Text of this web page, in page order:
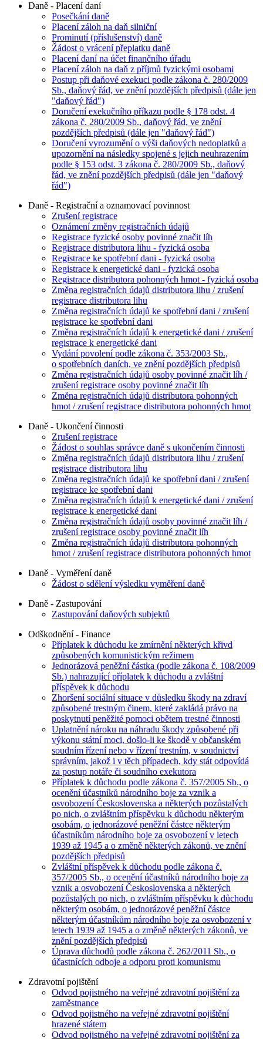
Daně - Placení daní
Posečkání daně
Placení záloh na daň silniční
Prominutí (příslušenství) daně
Žádost o vrácení přeplatku daně
Placení daní na účet finančního úřadu
Placení záloh na daň z příjmů fyzickými osobami
Postup při daňové exekuci podle zákona č. 280/2009
Sb., daňový řád, ve znění pozdějších předpisů (dále jen
"daňový řád")
Doručení exekučního příkazu podle § 178 odst. 4
zákona č. 280/2009 Sb., daňový řád, ve znění
pozdějších předpisů (dále jen "daňový řád")
Doručení vyrozumění o výši daňových nedoplatků a
upozornění na následky spojené s jejich neuhrazením
podle § 153 odst. 3 zákona č. 280/2009 Sb., daňový
řád, ve znění pozdějších předpisů (dále jen "daňový
řád")
Daně - Registrační a oznamovací povinnost
Zrušení registrace
Oznámení změny registračních údajů
Registrace fyzické osoby povinné značit líh
Registrace distributora lihu - fyzická osoba
Registrace ke spotřební dani - fyzická osoba
Registrace k energetické dani - fyzická osoba
Registrace distributora pohonných hmot - fyzická osoba
Změna registračních údajů distributora lihu / zrušení
registrace distributora lihu
Změna registračních údajů ke spotřební dani / zrušení
registrace ke spotřební dani
Změna registračních údajů k energetické dani / zrušení
registrace k energetické dani
Vydání povolení podle zákona č. 353/2003 Sb.,
o spotřebních daních, ve znění pozdějších předpisů
Změna registračních údajů osoby povinné značit líh /
zrušení registrace osoby povinné značit líh
Změna registračních údajů distributora pohonných
hmot / zrušení registrace distributora pohonných hmot
Daně - Ukončení činnosti
Zrušení registrace
Žádost o souhlas správce daně s ukončením činnosti
Změna registračních údajů distributora lihu / zrušení
registrace distributora lihu
Změna registračních údajů ke spotřební dani / zrušení
registrace ke spotřební dani
Změna registračních údajů k energetické dani / zrušení
registrace k energetické dani
Změna registračních údajů osoby povinné značit líh /
zrušení registrace osoby povinné značit líh
Změna registračních údajů distributora pohonných
hmot / zrušení registrace distributora pohonných hmot
Daně - Vyměření daně
Žádost o sdělení výsledku vyměření daně
Daně - Zastupování
Zastupování daňových subjektů
Odškodnění - Finance
Příplatek k důchodu ke zmírnění některých křivd
způsobených komunistickým režimem
Jednorázová peněžní částka (podle zákona č. 108/2009
Sb.) nahrazující příplatek k důchodu a zvláštní
příspěvek k důchodu
Zhoršení sociální situace v důsledku škody na zdraví
způsobené trestným činem, které zakládá právo na
poskytnutí peněžité pomoci obětem trestné činnosti
Uplatnění nároku na náhradu škody způsobené při
výkonu státní moci, došlo-li ke škodě v občanském
soudním řízení nebo v řízení trestním, v soudnictví
správním, jakož i v těch případech, kdy stát odpovídá
za postup notáře či soudního exekutora
Příplatek k důchodu podle zákona č. 357/2005 Sb., o
ocenění účastníků národního boje za vznik a
osvobození Československa a některých pozůstalých
po nich, o zvláštním příspěvku k důchodu některým
osobám, o jednorázové peněžní částce některým
účastníkům národního boje za osvobození v letech
1939 až 1945 a o změně některých zákonů, ve znění
pozdějších předpisů
Zvláštní příspěvek k důchodu podle zákona č.
357/2005 Sb., o ocenění účastníků národního boje za
vznik a osvobození Československa a některých
pozůstalých po nich, o zvláštním příspěvku k důchodu
některým osobám, o jednorázové peněžní částce
některým účastníkům národního boje za osvobození v
letech 1939 až 1945 a o změně některých zákonů, ve
znění pozdějších předpisů
Úprava důchodů podle zákona č. 262/2011 Sb., o
účastnících odboje a odporu proti komunismu
Zdravotní pojištění
Odvod pojistného na veřejné zdravotní pojištění za
zaměstnance
Odvod pojistného na veřejné zdravotní pojištění
hrazené státem
Odvod pojistného na veřejné zdravotní pojištění za